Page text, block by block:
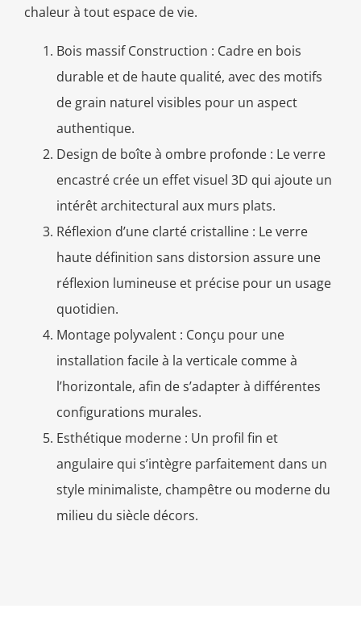
chaleur à tout espace de vie.
Bois massif Construction : Cadre en bois
durable et de haute qualité, avec des motifs
de grain naturel visibles pour un aspect
authentique.
Design de boîte à ombre profonde : Le verre
encastré crée un effet visuel 3D qui ajoute un
intérêt architectural aux murs plats.
Réflexion d’une clarté cristalline : Le verre
haute définition sans distorsion assure une
réflexion lumineuse et précise pour un usage
quotidien.
Montage polyvalent : Conçu pour une
installation facile à la verticale comme à
l’horizontale, afin de s’adapter à différentes
configurations murales.
Esthétique moderne : Un profil fin et
angulaire qui s’intègre parfaitement dans un
style minimaliste, champêtre ou moderne du
milieu du siècle décors.